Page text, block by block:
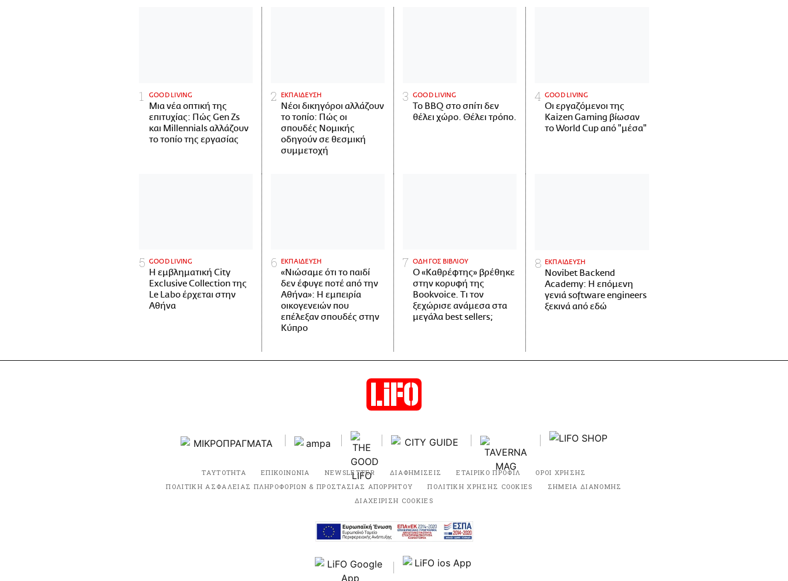
GOOD LIVING
Μια νέα οπτική της
επιτυχίας: Πώς Gen Zs
και Millennials αλλάζουν
το τοπίο της εργασίας
ΕΚΠΑΙΔΕΥΣΗ
Νέοι δικηγόροι αλλάζουν
το τοπίο: Πώς οι
σπουδές Νομικής
οδηγούν σε θεσμική
συμμετοχή
GOOD LIVING
Το BBQ στο σπίτι δεν
θέλει χώρο. Θέλει τρόπο.
GOOD LIVING
Οι εργαζόμενοι της
Kaizen Gaming βίωσαν
το World Cup από "μέσα"
GOOD LIVING
Η εμβληματική City
Exclusive Collection της
Le Labo έρχεται στην
Αθήνα
ΕΚΠΑΙΔΕΥΣΗ
«Νιώσαμε ότι το παιδί
δεν έφυγε ποτέ από την
Αθήνα»: Η εμπειρία
οικογενειών που
επέλεξαν σπουδές στην
Κύπρο
ΟΔΗΓΟΣ ΒΙΒΛΙΟΥ
Ο «Καθρέφτης» βρέθηκε
στην κορυφή της
Bookvoice. Τι τον
ξεχώρισε ανάμεσα στα
μεγάλα best sellers;
ΕΚΠΑΙΔΕΥΣΗ
Novibet Backend
Academy: Η επόμενη
γενιά software engineers
ξεκινά από εδώ
ΤΑΥΤΟΤΗΤΑ ΕΠΙΚΟΙΝΩΝΙΑ NEWSLETTER ΔΙΑΦΗΜΙΣΕΙΣ ΕΤΑΙΡΙΚΟ ΠΡΟΦΙΛ
ΟΡΟΙ ΧΡΗΣΗΣ
ΠΟΛΙΤΙΚΗ ΑΣΦΑΛΕΙΑΣ ΠΛΗΡΟΦΟΡΙΩΝ & ΠΡΟΣΤΑΣΙΑΣ ΑΠΟΡΡΗΤΟΥ
ΠΟΛΙΤΙΚΗ ΧΡΗΣΗΣ COOKIES
ΣΗΜΕΙΑ ΔΙΑΝΟΜΗΣ
ΔΙΑΧΕΙΡΙΣΗ COOKIES